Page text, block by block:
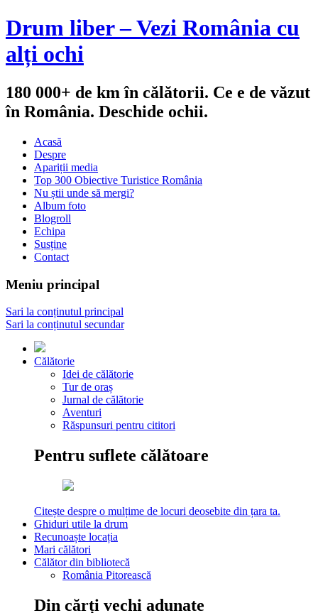
Drum liber – Vezi România cu
alți ochi
180 000+ de km în călătorii. Ce e de văzut
în România. Deschide ochii.
Acasă
Despre
Apariții media
Top 300 Obiective Turistice România
Nu știi unde să mergi?
Album foto
Blogroll
Echipa
Susține
Contact
Meniu principal
Sari la conținutul principal
Sari la conținutul secundar
Călătorie
Idei de călătorie
Tur de oraș
Jurnal de călătorie
Aventuri
Răspunsuri pentru cititori
Pentru suflete călătoare
Citește despre o mulțime de locuri deosebite din țara ta.
Ghiduri utile la drum
Recunoaște locația
Mari călători
Călător din bibliotecă
România Pitorească
Din cărți vechi adunate